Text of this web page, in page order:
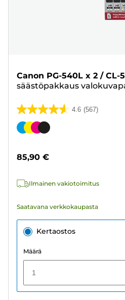
Canon PG-540L x 2 /
säästöpakkaus
4.6 (567)
4.6/5
tähteä.
Värikasetti
85,90 €
Ilmainen vakiotoimitus
Saatavana verkkokaupasta
Kertaostos
Määrä
1